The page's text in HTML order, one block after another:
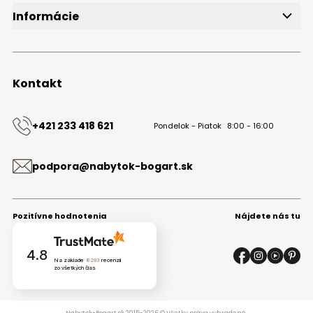
Informácie
Obchodné podmienky
Kontakt
Kontakt
+421 233 418 621 Pondelok - Piatok 8:00 - 16:00
podpora@nabytok-bogart.sk
Pozitívne hodnotenia
4.8 Na základe 8293 recenzií
zo všetkých čias
Nájdete nás tu